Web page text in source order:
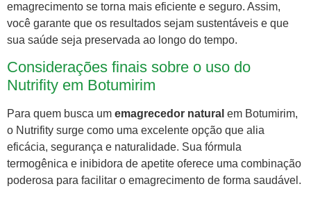
emagrecimento se torna mais eficiente e seguro. Assim,
você garante que os resultados sejam sustentáveis e que
sua saúde seja preservada ao longo do tempo.
Considerações finais sobre o uso do
Nutrifity em Botumirim
Para quem busca um emagrecedor natural em Botumirim,
o Nutrifity surge como uma excelente opção que alia
eficácia, segurança e naturalidade. Sua fórmula
termogênica e inibidora de apetite oferece uma combinação
poderosa para facilitar o emagrecimento de forma saudável.